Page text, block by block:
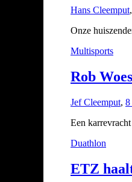
Hans Cleemput,
Onze
Multisports
Rob
Jef Cleemput, 8
Een
Duathlon
ETZ